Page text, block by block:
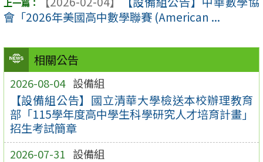
相關公告
2026-08-04 設備組
【設備組公告】國立清華大學檢送本校辦理教育
部「115學年度高中學生科學研究人才培育計畫」
招生考試簡章
2026-07-31 設備組
會「2026年美國高中數學聯賽 (American ...